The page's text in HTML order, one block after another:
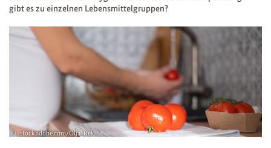
gibt es zu einzelnen Lebensmittelgruppen?
stock.adobe.com/Olja_Reka